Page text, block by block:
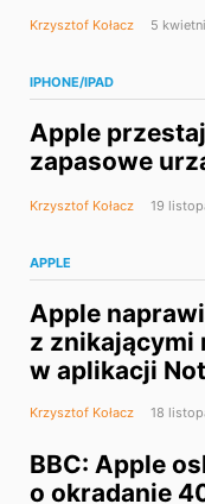
Krzysztof Kołacz 5
IPHONE/IPAD
Apple
zapasowe
Krzysztof Kołacz 19
APPLE
Apple
z znikającymi
w aplikacji
Krzysztof Kołacz 18
BBC: Apple
o okradanie